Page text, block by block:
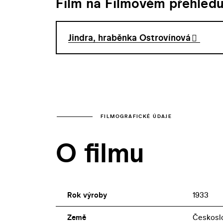
Jindra, hraběnka Ostrovínová
FILMOGRAFICKÉ ÚDAJE
O filmu
Rok výroby 1933
Země